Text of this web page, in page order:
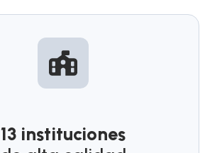
13 instituciones